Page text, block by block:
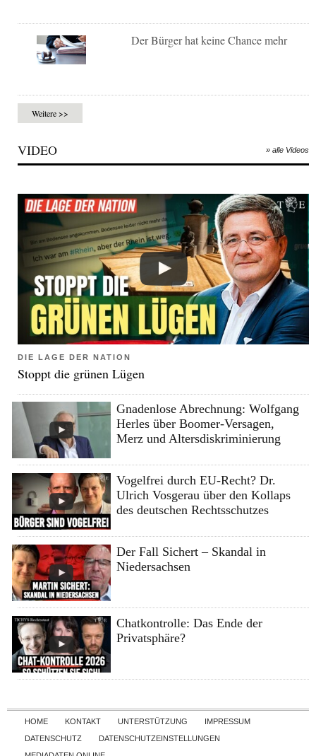
Der Bürger hat keine Chance mehr
Weitere >>
VIDEO » alle Videos
DIE LAGE DER NATION
Stoppt die grünen Lügen
Gnadenlose Abrechnung: Wolfgang
Herles über Boomer-Versagen,
Merz und Altersdiskriminierung
Vogelfrei durch EU-Recht? Dr.
Ulrich Vosgerau über den Kollaps
des deutschen Rechtsschutzes
Der Fall Sichert – Skandal in
Niedersachsen
Chatkontrolle: Das Ende der
Privatsphäre?
Skip to content
HOME KONTAKT UNTERSTÜTZUNG
IMPRESSUM
DATENSCHUTZ
DATENSCHUTZEINSTELLUNGEN